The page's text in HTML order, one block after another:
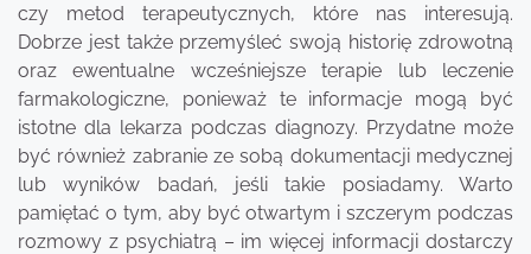
czy metod terapeutycznych, które nas interesują.
Dobrze jest także przemyśleć swoją historię zdrowotną
oraz ewentualne wcześniejsze terapie lub leczenie
farmakologiczne, ponieważ te informacje mogą być
istotne dla lekarza podczas diagnozy. Przydatne może
być również zabranie ze sobą dokumentacji medycznej
lub wyników badań, jeśli takie posiadamy. Warto
pamiętać o tym, aby być otwartym i szczerym podczas
rozmowy z psychiatrą – im więcej informacji dostarczy